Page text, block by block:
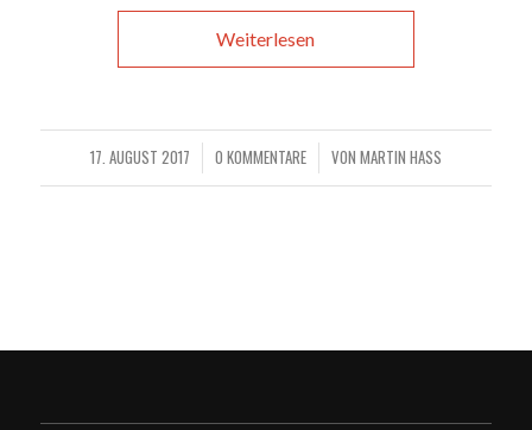
Weiterlesen
17. AUGUST 2017
/ 0 KOMMENTARE
/ VON MARTIN HASS